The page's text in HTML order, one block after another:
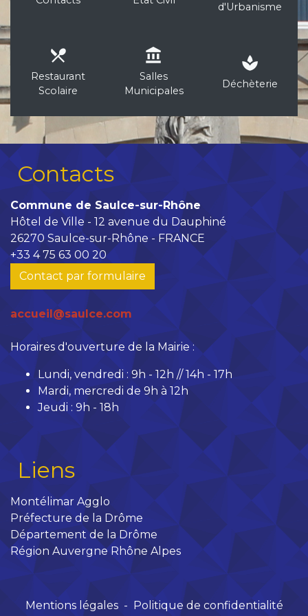
d'Urbanisme
local_dining
Restaurant
Scolaire
account_balance
Salles
Municipales
spa
Déchèterie
Contacts
Commune de Saulce-sur-Rhône
Hôtel de Ville - 12 avenue du Dauphiné
26270 Saulce-sur-Rhône - FRANCE
+33 4 75 63 00 20
Contact par formulaire
accueil@saulce.com
Horaires d'ouverture de la Mairie :
Lundi, vendredi : 9h - 12h // 14h - 17h
Mardi, mercredi de 9h à 12h
Jeudi : 9h - 18h
Liens
Montélimar Agglo
Préfecture de la Drôme
Département de la Drôme
Région Auvergne Rhône Alpes
Mentions légales - Politique de confidentialité